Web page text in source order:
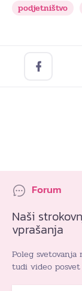
podjetništvo
Forum
Naši
vprašanja
Poleg
tudi video